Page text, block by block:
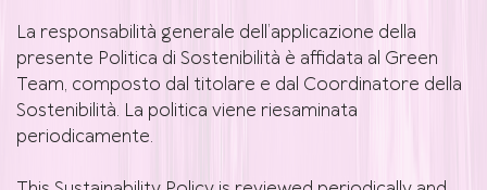
La responsabilità generale dell’applicazione della
presente Politica di Sostenibilità è affidata al Green
Team, composto dal titolare e dal Coordinatore della
Sostenibilità. La politica viene riesaminata
periodicamente.